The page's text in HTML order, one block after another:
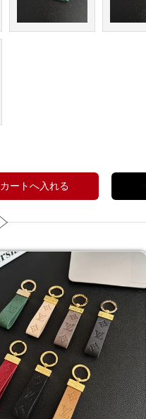
カートへ入れる